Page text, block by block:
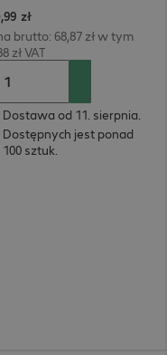
,99 zł
brutto: 68,87 zł w tym
zł VAT
Dostawa od 11. sierpnia.
Dostępnych jest ponad
100 sztuk.